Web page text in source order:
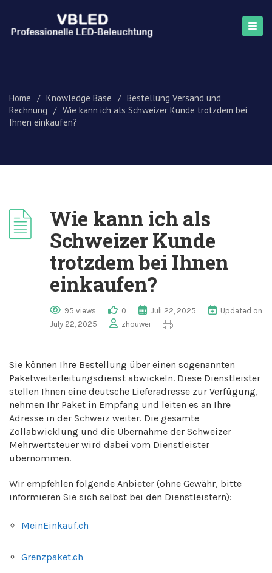
Home / Knowledge Base / Bestellung Versand und
Rechnung / Wie kann ich als Schweizer Kunde trotzdem bei
Ihnen einkaufen?
Wie kann ich als
Schweizer Kunde
trotzdem bei Ihnen
einkaufen?
95 views 0 Juli 22, 2025
Updated on
July 22, 2025
zhouwei
Sie können Ihre Bestellung über einen sogenannten
Paketweiterleitungsdienst abwickeln. Diese Dienstleister
stellen Ihnen eine deutsche Lieferadresse zur Verfügung,
nehmen Ihr Paket in Empfang und leiten es an Ihre
Adresse in der Schweiz weiter. Die gesamte
Zollabwicklung und die Übernahme der Schweizer
Mehrwertsteuer wird dabei vom Dienstleister
übernommen.
Wir empfehlen folgende Anbieter (ohne Gewähr, bitte
informieren Sie sich selbst bei den Dienstleistern):
MeinEinkauf.ch
Grenzpaket.ch